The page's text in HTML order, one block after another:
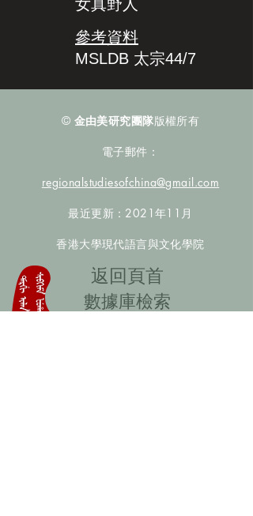
女真野人
參考資料
MSLDB 太宗44/7
© 金由美研究團隊版權所有
電子郵件：
regionalstudiesofchina@gmail.com
最近更新：2021年11月
香港大學現代語言與文化學院
​返回頁首
數據庫檢索